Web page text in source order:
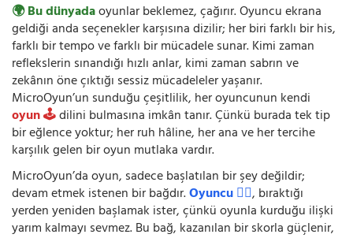
🌍 Bu dünyadaoyunlar beklemez, çağırır. Oyuncu ekrana
geldiği anda seçenekler karşısına dizilir; her biri farklı bir his,
farklı bir tempo ve farklı bir mücadele sunar. Kimi zaman
reflekslerin sınandığı hızlı anlar, kimi zaman sabrın ve
zekânın öne çıktığı sessiz mücadeleler yaşanır.
MicroOyun’un sunduğu çeşitlilik, her oyuncunun kendi
oyun 🕹️dilini bulmasına imkân tanır. Çünkü burada tek tip
bir eğlence yoktur; her ruh hâline, her ana ve her tercihe
karşılık gelen bir oyun mutlaka vardır.
MicroOyun’da oyun, sadece başlatılan bir şey değildir;
devam etmek istenen bir bağdır.Oyuncu 🧍‍♂️, bıraktığı
yerden yeniden başlamak ister, çünkü oyunla kurduğu ilişki
yarım kalmayı sevmez. Bu bağ, kazanılan bir skorla güçlenir,